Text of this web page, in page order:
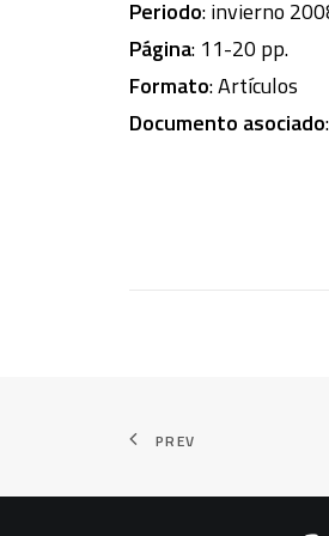
Periodo: invierno
Página: 11-20 pp.
Formato: Artículos
Documento asociado:
PREV